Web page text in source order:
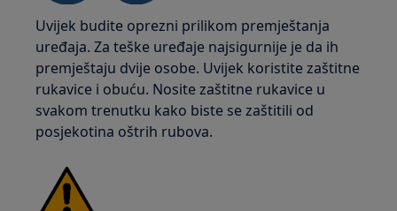
Uvijek budite oprezni prilikom premještanja
uređaja. Za teške uređaje najsigurnije je da ih
premještaju dvije osobe. Uvijek koristite zaštitne
rukavice i obuću. Nosite zaštitne rukavice u
svakom trenutku kako biste se zaštitili od
posjekotina oštrih rubova.